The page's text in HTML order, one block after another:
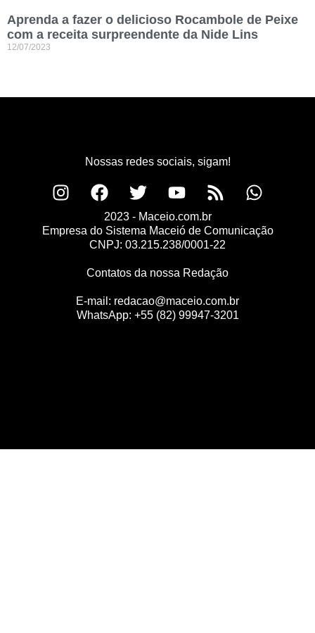
Aprenda a fazer o delicioso Rocambole de Peixe
com a receita surpreendente da Nide Lins
12/07/2023
Nossas redes sociais, sigam!
2023 - Maceio.com.br
Empresa do Sistema Maceió de Comunicação
CNPJ: 03.215.238/0001-22
Contatos da nossa Redação
E-mail: redacao@maceio.com.br
WhatsApp: +55 (82) 99947-3201